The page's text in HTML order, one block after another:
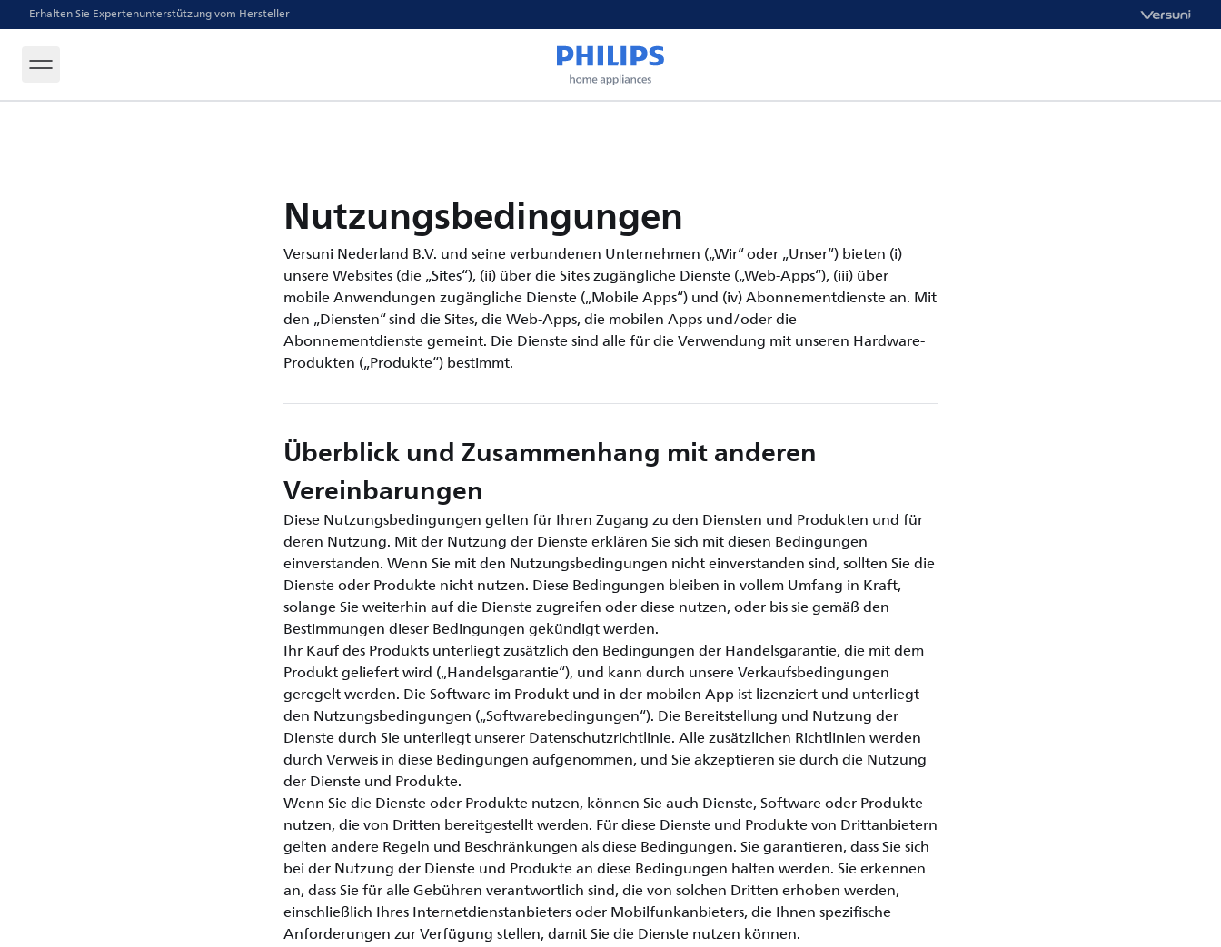
Erhalten Sie Expertenunterstützung vom Hersteller
Nutzungsbedingungen
Versuni Nederland B.V. und seine verbundenen Unternehmen („Wir“ oder „Unser“) bieten (i)
unsere Websites (die „Sites“), (ii) über die Sites zugängliche Dienste („Web-Apps“), (iii) über
mobile Anwendungen zugängliche Dienste („Mobile Apps“) und (iv) Abonnementdienste an. Mit
den „Diensten“ sind die Sites, die Web-Apps, die mobilen Apps und/oder die
Abonnementdienste gemeint. Die Dienste sind alle für die Verwendung mit unseren Hardware-
Produkten („Produkte“) bestimmt.
Überblick und Zusammenhang mit anderen
Vereinbarungen
Diese Nutzungsbedingungen gelten für Ihren Zugang zu den Diensten und Produkten und für
deren Nutzung. Mit der Nutzung der Dienste erklären Sie sich mit diesen Bedingungen
einverstanden. Wenn Sie mit den Nutzungsbedingungen nicht einverstanden sind, sollten Sie die
Dienste oder Produkte nicht nutzen. Diese Bedingungen bleiben in vollem Umfang in Kraft,
solange Sie weiterhin auf die Dienste zugreifen oder diese nutzen, oder bis sie gemäß den
Bestimmungen dieser Bedingungen gekündigt werden.
Ihr Kauf des Produkts unterliegt zusätzlich den Bedingungen der Handelsgarantie, die mit dem
Produkt geliefert wird („Handelsgarantie“), und kann durch unsere Verkaufsbedingungen
geregelt werden. Die Software im Produkt und in der mobilen App ist lizenziert und unterliegt
den Nutzungsbedingungen („Softwarebedingungen“). Die Bereitstellung und Nutzung der
Dienste durch Sie unterliegt unserer Datenschutzrichtlinie. Alle zusätzlichen Richtlinien werden
durch Verweis in diese Bedingungen aufgenommen, und Sie akzeptieren sie durch die Nutzung
der Dienste und Produkte.
Wenn Sie die Dienste oder Produkte nutzen, können Sie auch Dienste, Software oder Produkte
nutzen, die von Dritten bereitgestellt werden. Für diese Dienste und Produkte von Drittanbietern
gelten andere Regeln und Beschränkungen als diese Bedingungen. Sie garantieren, dass Sie sich
bei der Nutzung der Dienste und Produkte an diese Bedingungen halten werden. Sie erkennen
an, dass Sie für alle Gebühren verantwortlich sind, die von solchen Dritten erhoben werden,
einschließlich Ihres Internetdienstanbieters oder Mobilfunkanbieters, die Ihnen spezifische
Anforderungen zur Verfügung stellen, damit Sie die Dienste nutzen können.